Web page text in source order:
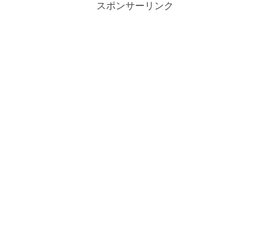
スポンサーリンク